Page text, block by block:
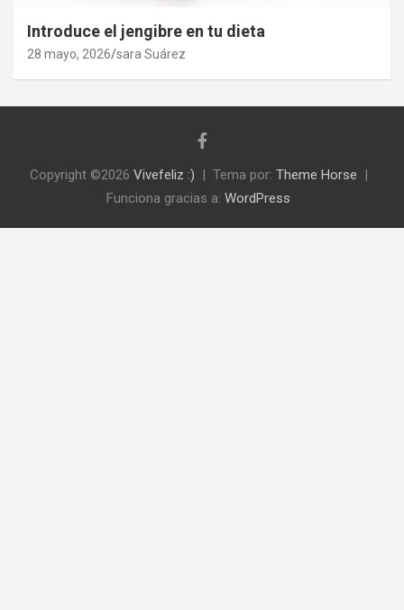
Introduce el jengibre en tu dieta
28 mayo, 2026 sara Suárez
Copyright ©2026 Vivefeliz :) Tema por: Theme Horse
Funciona gracias a: WordPress